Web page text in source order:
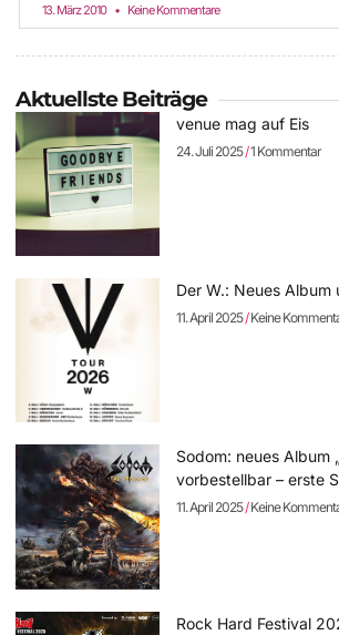
13. März 2010 Keine Kommentare
Aktuellste Beiträge
venue mag auf Eis
24. Juli 2025 1 Kommentar
Der W.: Neues Album
11. April 2025 Keine
Sodom: neues Album
vorbestellbar – erste
11. April 2025 Keine
Rock Hard Festival